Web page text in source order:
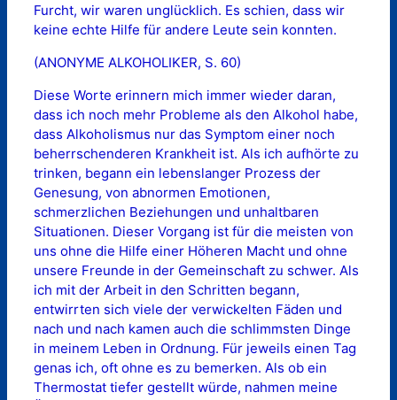
Furcht, wir waren unglücklich. Es schien, dass wir
keine echte Hilfe für andere Leute sein konnten.
(ANONYME ALKOHOLIKER, S. 60)
Diese Worte erinnern mich immer wieder daran,
dass ich noch mehr Probleme als den Alkohol habe,
dass Alkoholismus nur das Symptom einer noch
beherrschenderen Krankheit ist. Als ich aufhörte zu
trinken, begann ein lebenslanger Prozess der
Genesung, von abnormen Emotionen,
schmerzlichen Beziehungen und unhaltbaren
Situationen. Dieser Vorgang ist für die meisten von
uns ohne die Hilfe einer Höheren Macht und ohne
unsere Freunde in der Gemeinschaft zu schwer. Als
ich mit der Arbeit in den Schritten begann,
entwirrten sich viele der verwickelten Fäden und
nach und nach kamen auch die schlimmsten Dinge
in meinem Leben in Ordnung. Für jeweils einen Tag
genas ich, oft ohne es zu bemerken. Als ob ein
Thermostat tiefer gestellt würde, nahmen meine